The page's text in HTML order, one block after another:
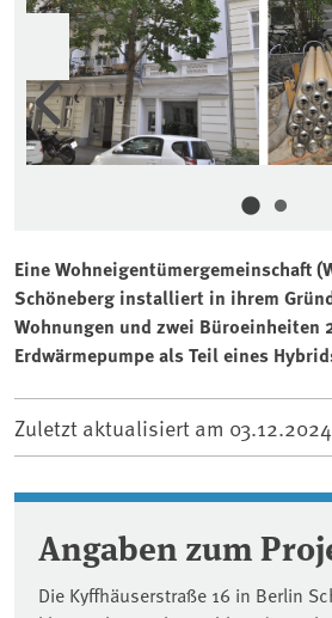
Vorherige
Eine Wohneigentümergemeinschaft
Schöneberg installiert in ihrem
Wohnungen und zwei Büroeinheiten
Erdwärmepumpe als Teil eines
Zuletzt aktualisiert am 03.12.2024
Angaben zum
Die Kyffhäuserstraße 16 in Berlin